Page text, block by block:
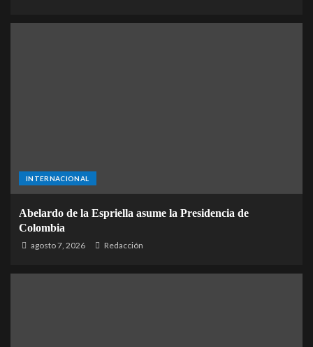
INTERNACIONAL
Abelardo de la Espriella asume la Presidencia de
Colombia
agosto 7, 2026 Redacción